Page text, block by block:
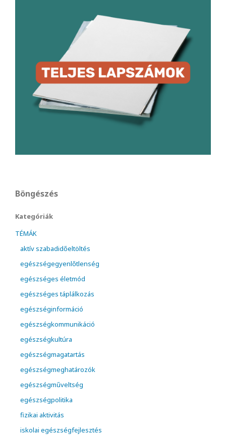
Böngészés
Kategóriák
TÉMÁK
aktív szabadidőeltöltés
egészségegyenlőtlenség
egészséges életmód
egészséges táplálkozás
egészséginformáció
egészségkommunikáció
egészségkultúra
egészségmagatartás
egészségmeghatározók
egészségműveltség
egészségpolitika
fizikai aktivitás
iskolai egészségfejlesztés